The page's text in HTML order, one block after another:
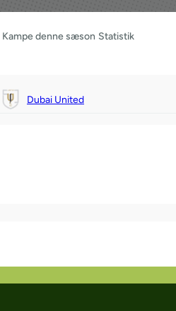
Kampe denne sæson Statistik
Dubai United